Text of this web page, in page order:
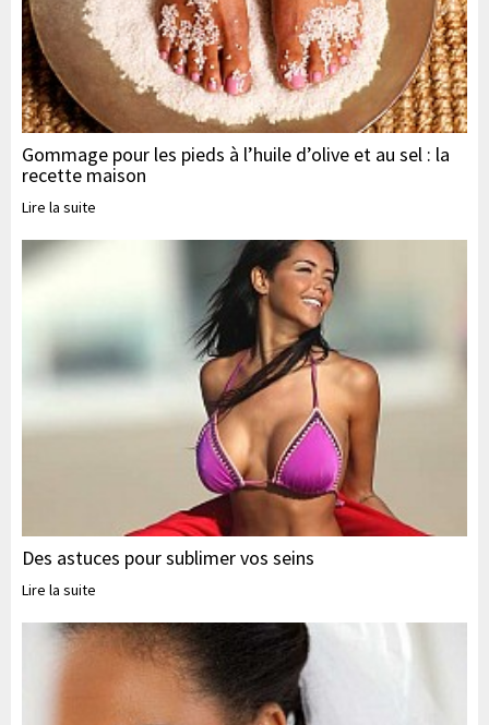
Gommage pour les pieds à l’huile d’olive et au sel : la
recette maison
Lire la suite
Des astuces pour sublimer vos seins
Lire la suite